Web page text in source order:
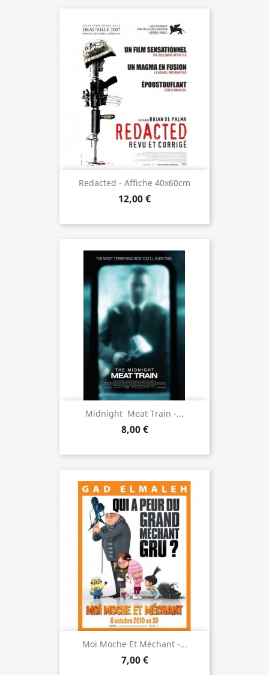
Redacted - Affiche 40x60cm
12,00 €
Midnight  Meat Train -...
8,00 €
Moi Moche Et Méchant -...
7,00 €